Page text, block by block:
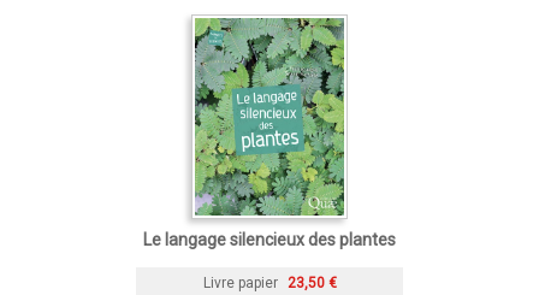
Le langage silencieux des plantes
Livre papier 23,50 €